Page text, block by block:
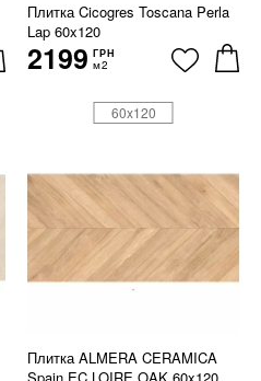
Плитка Cicogres Toscana Perla
Lap 60x120
2199 ГРН
м2
Плитка ALMERA CERAMICA
60x120